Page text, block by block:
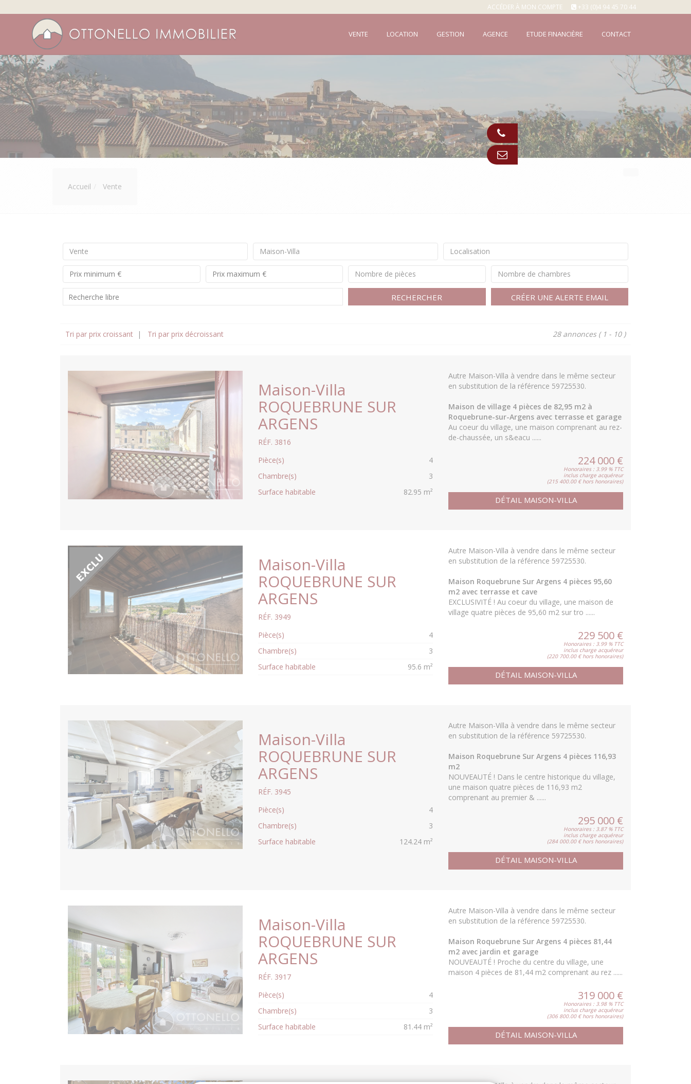
ACCÉDER À MON COMPTE +33 (0)4 94 45 70 44
VENTE LOCATION GESTION AGENCE ETUDE FINANCIÈRE CONTACT
Accueil Vente
Vente Maison-Villa Localisation
Nombre de pièces Nombre de chambres
RECHERCHER CRÉER UNE ALERTE EMAIL
Tri par prix croissant | Tri par prix décroissant 28 annonces ( 1 - 10 )
Maison-Villa
ROQUEBRUNE SUR
ARGENS
RÉF. 3816
Pièce(s)
4
Chambre(s)
3
Surface habitable
82.95 m²
Autre Maison-Villa à vendre dans le même secteur
en substitution de la référence 59725530.
Maison de village 4 pièces de 82,95 m2 à
Roquebrune-sur-Argens avec terrasse et garage
Au coeur du village, une maison comprenant au rez-
de-chaussée, un s&eacu ......
224 000 €
Honoraires : 3.99 % TTC
inclus charge acquéreur
(215 400.00 € hors honoraires)
DÉTAIL MAISON-VILLA
Maison-Villa
ROQUEBRUNE SUR
ARGENS
RÉF. 3949
Pièce(s)
4
Chambre(s)
3
Surface habitable
95.6 m²
Autre Maison-Villa à vendre dans le même secteur
en substitution de la référence 59725530.
Maison Roquebrune Sur Argens 4 pièces 95,60
m2 avec terrasse et cave
EXCLUSIVITÉ ! Au coeur du village, une maison de
village quatre pièces de 95,60 m2 sur tro ......
229 500 €
Honoraires : 3.99 % TTC
inclus charge acquéreur
(220 700.00 € hors honoraires)
DÉTAIL MAISON-VILLA
Maison-Villa
ROQUEBRUNE SUR
ARGENS
RÉF. 3945
Pièce(s)
4
Chambre(s)
3
Surface habitable
124.24 m²
Autre Maison-Villa à vendre dans le même secteur
en substitution de la référence 59725530.
Maison Roquebrune Sur Argens 4 pièces 116,93
m2
NOUVEAUTÉ ! Dans le centre historique du village,
une maison quatre pièces de 116,93 m2
comprenant au premier & ......
295 000 €
Honoraires : 3.87 % TTC
inclus charge acquéreur
(284 000.00 € hors honoraires)
DÉTAIL MAISON-VILLA
Maison-Villa
ROQUEBRUNE SUR
ARGENS
RÉF. 3917
Pièce(s)
4
Chambre(s)
3
Surface habitable
81.44 m²
Autre Maison-Villa à vendre dans le même secteur
en substitution de la référence 59725530.
Maison Roquebrune Sur Argens 4 pièces 81,44
m2 avec jardin et garage
NOUVEAUTÉ ! Proche du centre du village, une
maison 4 pièces de 81,44 m2 comprenant au rez ......
319 000 €
Honoraires : 3.98 % TTC
inclus charge acquéreur
(306 800.00 € hors honoraires)
DÉTAIL MAISON-VILLA
Appeler
Contact